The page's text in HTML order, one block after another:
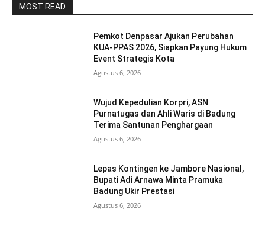
MOST READ
Pemkot Denpasar Ajukan Perubahan
KUA-PPAS 2026, Siapkan Payung Hukum
Event Strategis Kota
Agustus 6, 2026
Wujud Kepedulian Korpri, ASN
Purnatugas dan Ahli Waris di Badung
Terima Santunan Penghargaan
Agustus 6, 2026
Lepas Kontingen ke Jambore Nasional,
Bupati Adi Arnawa Minta Pramuka
Badung Ukir Prestasi
Agustus 6, 2026